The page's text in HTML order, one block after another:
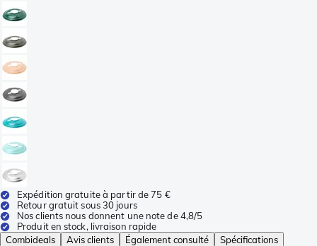
Expédition gratuite à partir de 75 €
Retour gratuit sous 30 jours
Nos clients nous donnent une note de 4,8/5
Produit en stock, livraison rapide
Combideals
Avis clients Également consulté
Spécifications